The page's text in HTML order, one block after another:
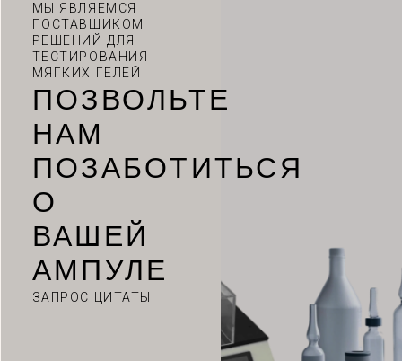
МЫ ЯВЛЯЕМСЯ
ПОСТАВЩИКОМ
РЕШЕНИЙ ДЛЯ
ТЕСТИРОВАНИЯ
МЯГКИХ ГЕЛЕЙ
ПОЗВОЛЬТЕ
НАМ
ПОЗАБОТИТЬСЯ
О
ВАШЕЙ
АМПУЛЕ
ЗАПРОС ЦИТАТЫ
TR